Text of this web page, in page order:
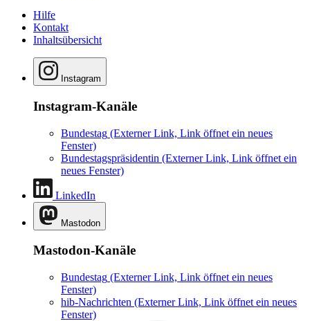
Hilfe
Kontakt
Inhaltsübersicht
Instagram
Instagram-Kanäle
Bundestag (Externer Link, Link öffnet ein neues
Fenster)
Bundestagspräsidentin (Externer Link, Link öffnet ein
neues Fenster)
LinkedIn
Mastodon
Mastodon-Kanäle
Bundestag (Externer Link, Link öffnet ein neues
Fenster)
hib-Nachrichten (Externer Link, Link öffnet ein neues
Fenster)